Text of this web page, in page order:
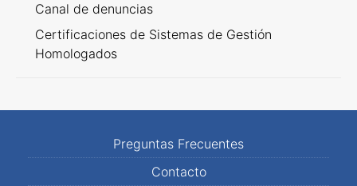
Canal de denuncias
Certificaciones de Sistemas de Gestión
Homologados
Preguntas Frecuentes
Contacto